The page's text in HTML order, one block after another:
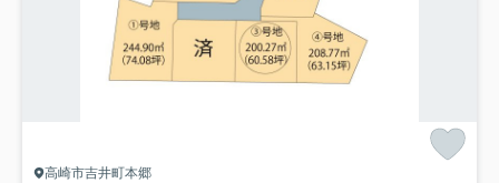
高崎市吉井町本郷